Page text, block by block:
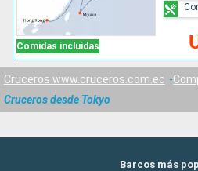
Comidas incluidas
Cruceros www.cruceros.com.ec
Cruceros desde Tokyo
Barcos más